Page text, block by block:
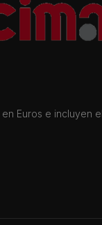
Euros e incluyen